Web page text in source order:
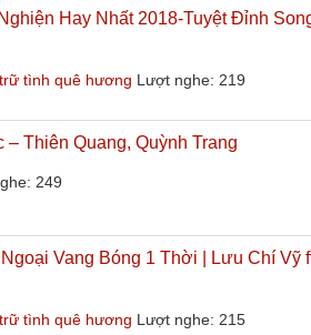
Hay Nhất 2018-Tuyệt Đỉnh
tình quê hương Lượt nghe: 219
Thiên Quang, Quỳnh Trang
249
Vang Bóng 1 Thời | Lưu Chí Vỹ
tình quê hương Lượt nghe: 215